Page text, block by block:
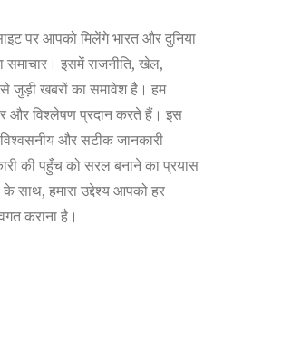
पर आपको मिलेंगे भारत और दुनिया
इसमें राजनीति, खेल,
जुड़ी खबरों का समावेश है। हम
और विश्लेषण प्रदान करते हैं। इस
और सटीक जानकारी
की पहुँच को सरल बनाने का प्रयास
हमारा उद्देश्य आपको हर
कराना है।